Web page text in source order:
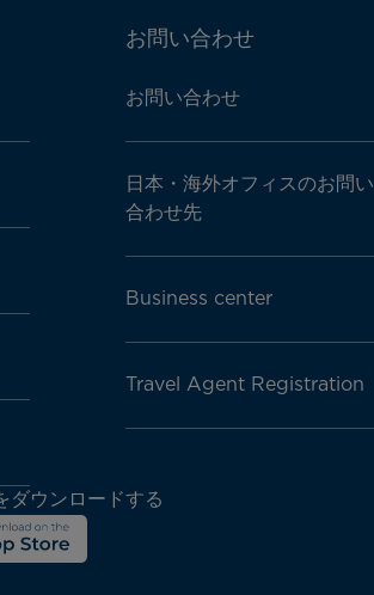
お問い合わせ
お問い合わせ
日本・海外オフィスのお問い
合わせ先
Business center
Travel Agent Registration
ダウンロードする